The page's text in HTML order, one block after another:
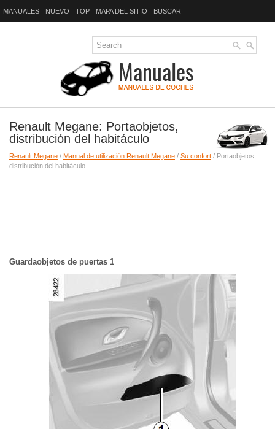
MANUALES NUEVO TOP MAPA DEL SITIO BUSCAR
Renault Megane: Portaobjetos,
distribución del habitáculo
Renault Megane / Manual de utilización Renault Megane / Su confort / Portaobjetos,
distribución del habitáculo
Guardaobjetos de puertas 1